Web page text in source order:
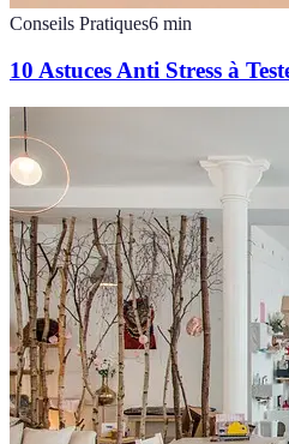
Conseils Pratiques6 min
10 Astuces Anti Stress à